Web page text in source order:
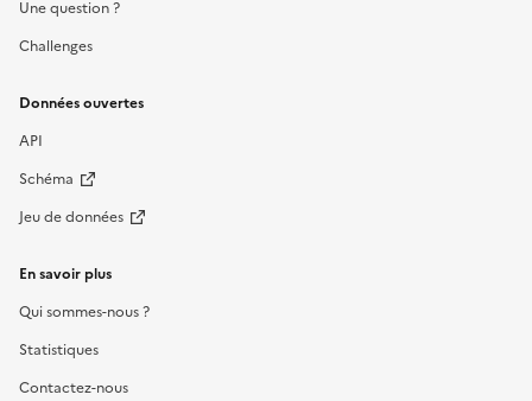
Une question ?
Challenges
Données ouvertes
API
Schéma
Jeu de données
En savoir plus
Qui sommes-nous ?
Statistiques
Contactez-nous